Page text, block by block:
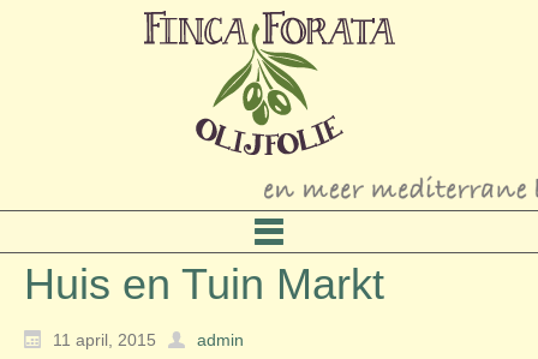
Huis en Tuin Markt
11 april, 2015 admin